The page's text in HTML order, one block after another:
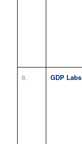
8. GDP Labs